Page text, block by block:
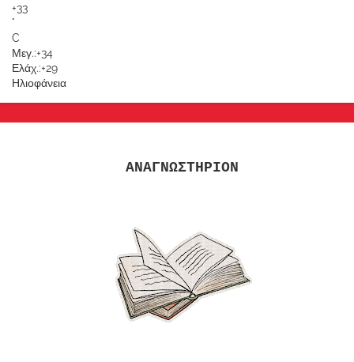
+33
°
C
Μεγ.:+34
Ελάχ.:+29
Ηλιοφάνεια
ΑΝΑΓΝΩΣΤΗΡΙΟΝ